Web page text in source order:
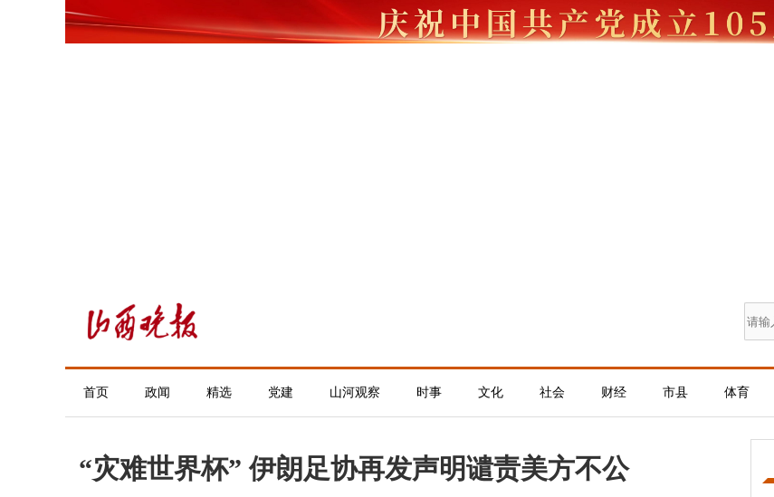
首页 政闻 精选 党建 山河观察 时事 文化 社会 财经 市县 体育
“灾难世界杯” 伊朗足协再发声明谴责美方不公